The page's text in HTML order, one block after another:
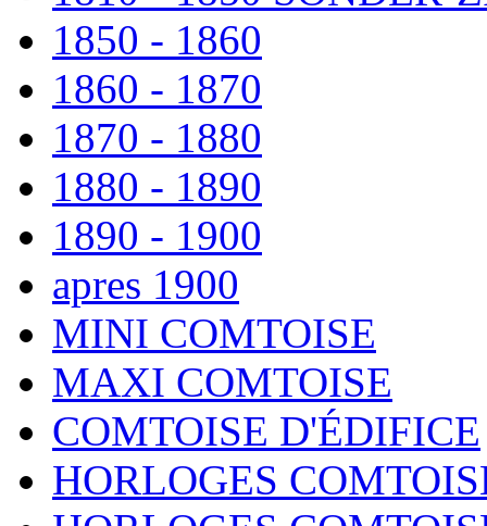
1850 - 1860
1860 - 1870
1870 - 1880
1880 - 1890
1890 - 1900
apres 1900
MINI COMTOISE
MAXI COMTOISE
COMTOISE D'ÉDIFICE
HORLOGES